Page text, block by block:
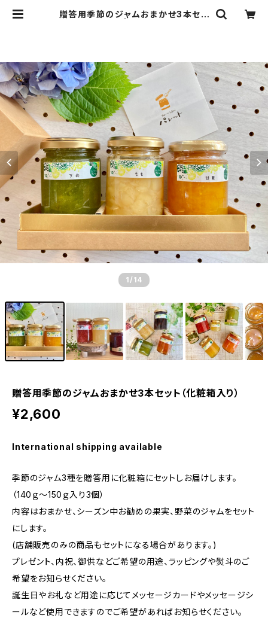
贈答用季節のジャムおまかせ3本セッ
1 /14
贈答用季節のジャムおまかせ3本セット（化粧箱入り）
¥2,600
International shipping available
季節のジャム3種を贈答用に化粧箱にセットしお届けします。
（140ｇ〜150ｇ入り3個）
内容はおまかせ、シーズン中お勧めの果実、野菜のジャムをセット
にします。
(店舗販売のみの商品もセットになる場合があります。)
プレゼント、内祝、御供などご希望の用途、ラッピングや熨斗のご
希望をお知らせください。
誕生日やお礼など用途に応じてメッセージカードやメッセージシ
ールなど使用できますのでご希望があればお知らせください。